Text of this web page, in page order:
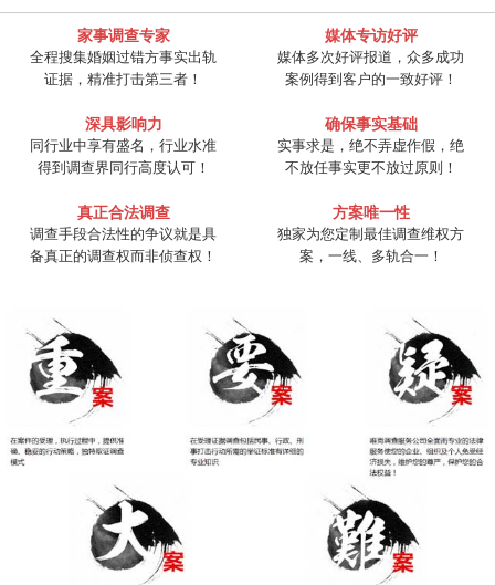
家事调查专家
全程搜集婚姻过错方事实出轨
证据，精准打击第三者！
媒体专访好评
媒体多次好评报道，众多成功
案例得到客户的一致好评！
深具影响力
同行业中享有盛名，行业水准
得到调查界同行高度认可！
确保事实基础
实事求是，绝不弄虚作假，绝
不放任事实更不放过原则！
真正合法调查
调查手段合法性的争议就是具
备真正的调查权而非侦查权！
方案唯一性
独家为您定制最佳调查维权方
案，一线、多轨合一！